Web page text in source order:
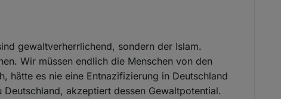
gewaltverherrlichend, sondern der Islam.
Wir müssen endlich die Menschen von den
hätte es nie eine Entnazifizierung in Deutschland
akzeptiert dessen Gewaltpotential.